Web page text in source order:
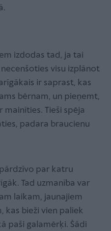
izdodas tad, ja tai
visu izplānot
ir saprast, kas
bērnam, un pieņemt,
mainīties. Tieši spēja
padara braucienu
par katru
Tad uzmanība var
laikam, jaunajiem
kas bieži vien paliek
paši galamērķi. Šādi